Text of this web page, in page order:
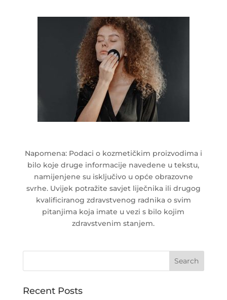
Napomena: Podaci o kozmetičkim proizvodima i
bilo koje druge informacije navedene u tekstu,
namijenjene su isključivo u opće obrazovne
svrhe. Uvijek potražite savjet liječnika ili drugog
kvalificiranog zdravstvenog radnika o svim
pitanjima koja imate u vezi s bilo kojim
zdravstvenim stanjem.
Recent Posts